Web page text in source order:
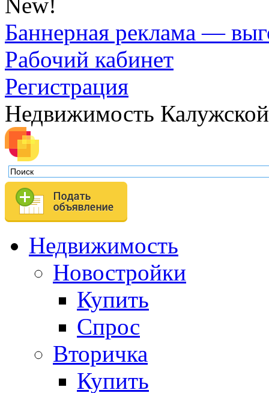
New!
Баннерная реклама —
Рабочий кабинет
Регистрация
Недвижимость
Недвижимость
Новостройки
Купить
Спрос
Вторичка
Купить